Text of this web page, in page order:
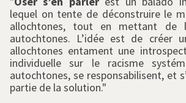
lequel on tente de déconstruire le
allochtones, tout en mettant de
autochtones. L’idée est de créer
allochtones entament une
individuelle sur le racisme
autochtones, se responsabilisent, et
partie de la solution."